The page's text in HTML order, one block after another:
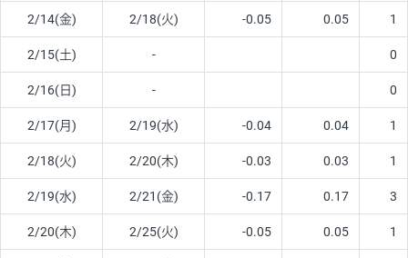
2/14(金) 2/18(火) -0.05 0.05 1
2/15(土) - 0
2/16(日) - 0
2/17(月) 2/19(水) -0.04 0.04 1
2/18(火) 2/20(木) -0.03 0.03 1
2/19(水) 2/21(金) -0.17 0.17 3
2/20(木) 2/25(火) -0.05 0.05 1